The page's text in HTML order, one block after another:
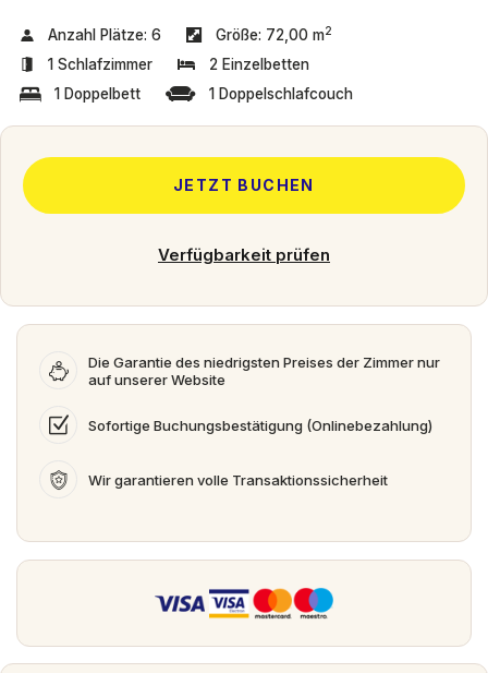
Anzahl Plätze:6 Größe: 72,00 m2
1 Schlafzimmer
2 Einzelbetten
1 Doppelbett
1 Doppelschlafcouch
JETZT BUCHEN
Verfügbarkeit prüfen
Die Garantie des niedrigsten Preises der Zimmer nur
auf unserer Website
Sofortige Buchungsbestätigung (Onlinebezahlung)
Wir garantieren volle Transaktionssicherheit